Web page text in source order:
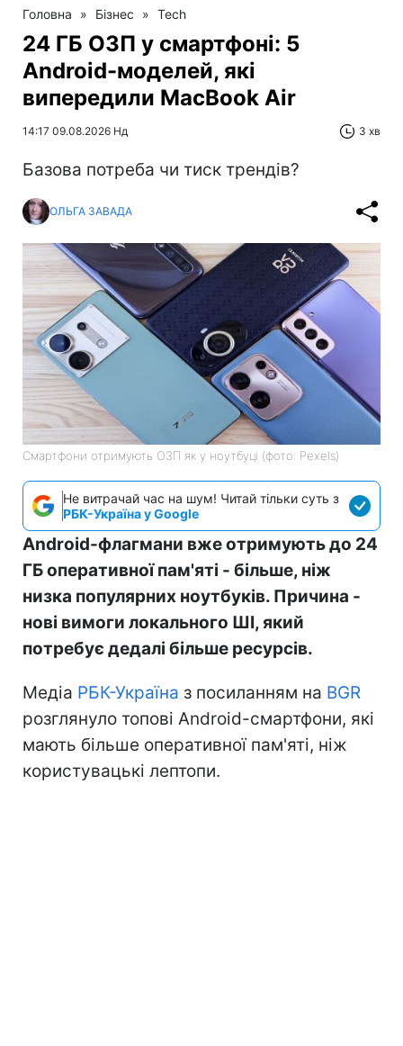
Головна » Бізнес » Tech
24 ГБ ОЗП у смартфоні: 5
Android-моделей, які
випередили MacBook Air
14:17 09.08.2026 Нд 3 хв
Базова потреба чи тиск трендів?
ОЛЬГА ЗАВАДА
Смартфони отримують ОЗП як у ноутбуці (фото: Pexels)
Не витрачай час на шум! Читай тільки суть з
РБК-Україна у Google
Android-флагмани вже отримують до 24
ГБ оперативної пам'яті - більше, ніж
низка популярних ноутбуків. Причина -
нові вимоги локального ШІ, який
потребує дедалі більше ресурсів.
Медіа РБК-Україна з посиланням на BGR
розглянуло топові Android-смартфони, які
мають більше оперативної пам'яті, ніж
користувацькі лептопи.